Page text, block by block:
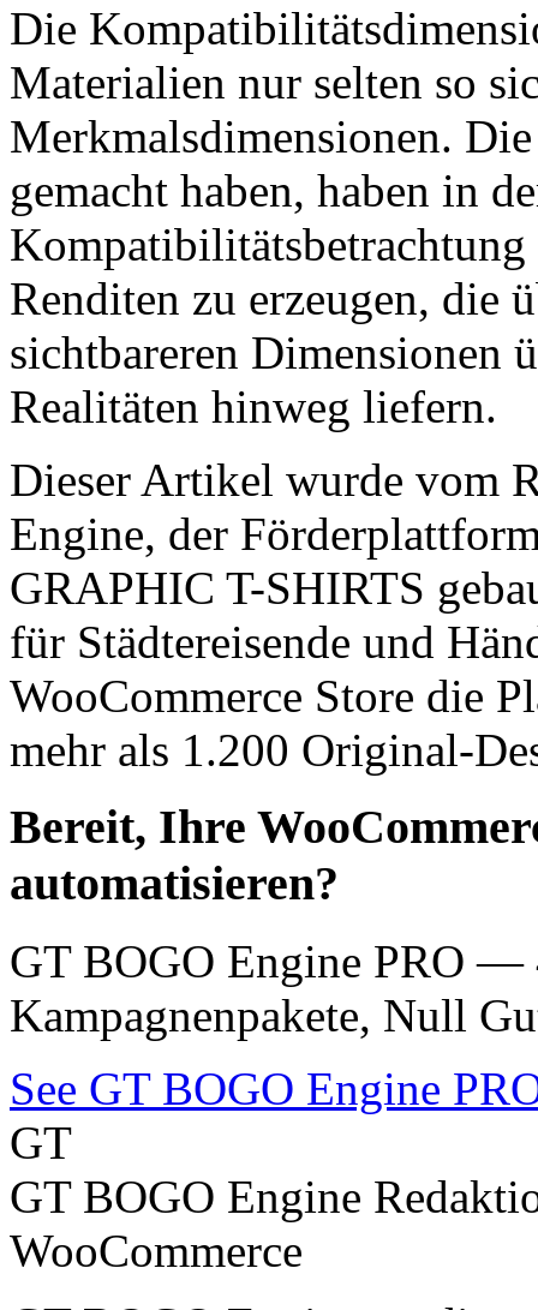
Die
Materialien nur selten so
Merkmalsdimensionen.
gemacht haben, haben in
Renditen zu erzeugen, die
sichtbareren Dimensionen
Realitäten hinweg liefern.
Dieser Artikel wurde vom
Engine, der
GRAPHIC T-SHIRTS
für Städtereisende und
WooCommerce Store die
mehr als 1.200 Original-
Bereit, Ihre
automatisieren?
GT BOGO Engine PRO —
Kampagnenpakete, Null
See GT BOGO Engine
GT
GT BOGO Engine
WooCommerce